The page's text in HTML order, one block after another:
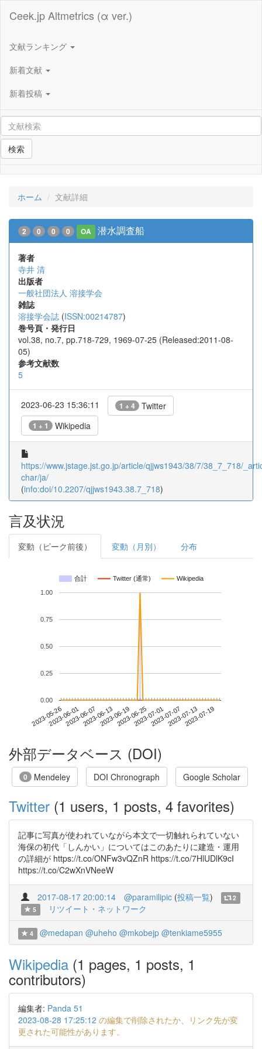
Ceek.jp Altmetrics (α ver.)
文献ランキング
新着文献
新着投稿
検索
ホーム 文献詳細
2 0 0 0 OA 潜水調査船
著者
寺井 清
出版者
一般社団法人 溶接学会
雑誌
溶接学会誌 (ISSN:00214787)
巻号頁・発行日
vol.38, no.7, pp.718-729, 1969-07-25 (Released:2011-08-
05)
参考文献数
5
2023-06-23 15:36:11 1 + 4 Twitter
1 + 1 Wikipedia
https://www.jstage.jst.go.jp/article/qjjws1943/38/7/38_7_718/
char/ja/
(info:doi/10.2207/qjjws1943.38.7_718)
言及状況
変動（ピーク前後） 変動（月別） 分布
合計 Twitter (通常) Wikipedia
2023-05-262023-06-012023-06-072023-06-132023-06-192023-06-252023-07-012023-07-072023-07-132023-07-19
0.00
0.25
0.50
0.75
1.00
外部データベース (DOI)
0 Mendeley DOI Chronograph Google Scholar
Twitter (1 users, 1 posts, 4 favorites)
記事に写真が使われていながら本文で一切触れられていない
海保の初代「しんかい」についてはこのあたりに建造・運用
の詳細が https://t.co/ONFw3vQZnR https://t.co/7HlUDlK9cI
https://t.co/C2wXnVNeeW
2017-08-17 20:00:14 @paramilipic (投稿一覧)
2
5
リツイート・ネットワーク
4 @medapan @uheho @mkobejp @tenkiame5955
Wikipedia (1 pages, 1 posts, 1
contributors)
編集者: Panda 51
2023-08-28 17:25:12 の編集で削除されたか、リンク先が変
更された可能性があります。